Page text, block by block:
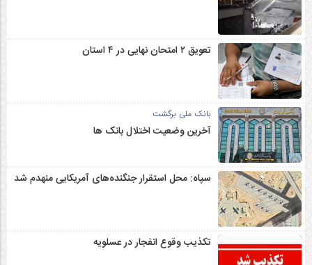
تعویق ۲ امتحان نهایی در ۴ استان
بانک ملی برگشت
آخرین وضعیت اختلال بانک ها
سپاه: محل استقرار جنگنده‌های آمریکایی منهدم شد
تکذیب وقوع انفجار در عسلویه